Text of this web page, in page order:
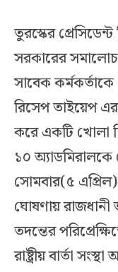
তুরস্কের
সরকারের
সাবেক কর্মকর্তাকে
রিসেপ তাইয়েপ
করে একটি খোলা
১০ অ্যাডমিরালকে
সোমবার(৫
ঘোষণায় রাজধানী
তদন্তের
রাষ্ট্রীয় বার্তা